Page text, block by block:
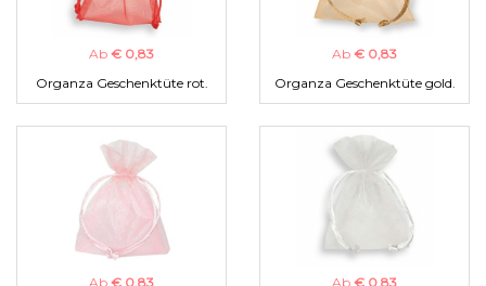
Ab € 0,83
Organza Geschenktüte rot.
Ab € 0,83
Organza Geschenktüte gold.
Ab € 0,83
Ab € 0,83